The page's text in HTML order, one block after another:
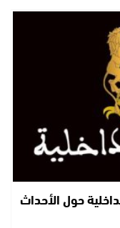
حول الأحداث